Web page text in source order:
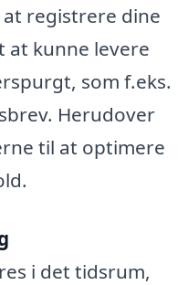
registrere dine
at kunne levere
som f.eks.
Herudover
til at optimere
i det tidsrum,